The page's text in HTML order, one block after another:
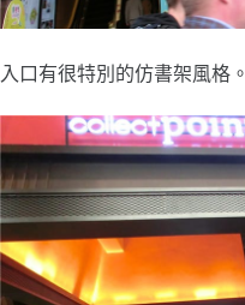
入口有很特別的仿書架風格。